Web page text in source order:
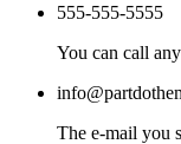
555-555-5555
You can call
The e-mail you